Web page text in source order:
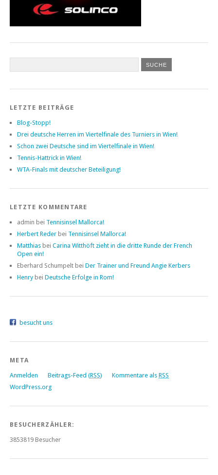
LETZTE BEITRÄGE
Blog-Stopp!
Drei deutsche Herren im Viertelfinale des Turniers in Wien!
Schon zwei Deutsche sind im Viertelfinale in Wien!
Tennis-Hattrick in Wien!
WTA-Finals mit deutscher Beteiligung!
LETZTE KOMMENTARE
admin bei Tennisinsel Mallorca!
Herbert Reder bei Tennisinsel Mallorca!
Matthias bei Carina Witthöft zieht in die dritte Runde der French
Open ein!
Eberhard Schumpelt bei Der Trainer und Freund Angie Kerbers
Henry bei Deutsche Erfolge in Rom!
besucht uns
META
Anmelden Beitrags-Feed (RSS) Kommentare als RSS
WordPress.org
BESUCHERZÄHLER:
3853819 Besucher